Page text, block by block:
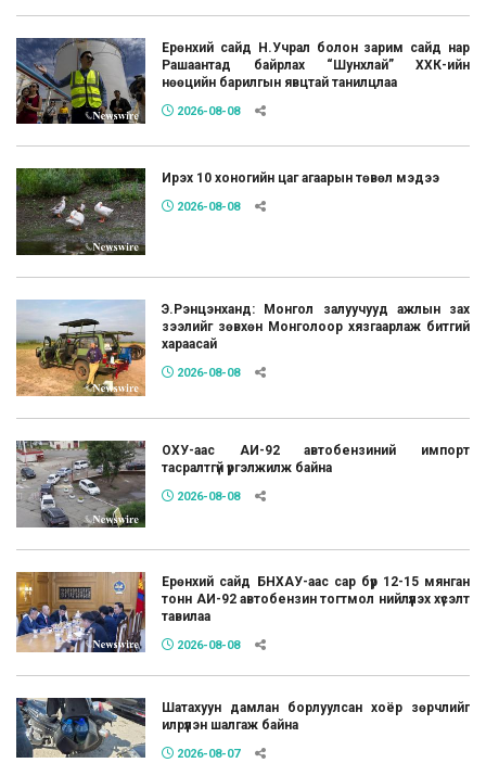
Ерөнхий сайд Н.Учрал болон зарим сайд нар
Рашаантад байрлах “Шунхлай” ХХК-ийн
нөөцийн барилгын явцтай танилцлаа
2026-08-08
Ирэх 10 хоногийн цаг агаарын төвөл мэдээ
2026-08-08
Э.Рэнцэнханд: Монгол залуучууд ажлын зах
зээлийг зөвхөн Монголоор хязгаарлаж битгий
хараасай
2026-08-08
ОХУ-аас АИ-92 автобензиний импорт
тасралтгүй үргэлжилж байна
2026-08-08
Ерөнхий сайд БНХАУ-аас сар бүр 12-15 мянган
тонн АИ-92 автобензин тогтмол нийлүүлэх хүсэлт
тавилаа
2026-08-08
Шатахуун дамлан борлуулсан хоёр зөрчлийг
илрүүлэн шалгаж байна
2026-08-07